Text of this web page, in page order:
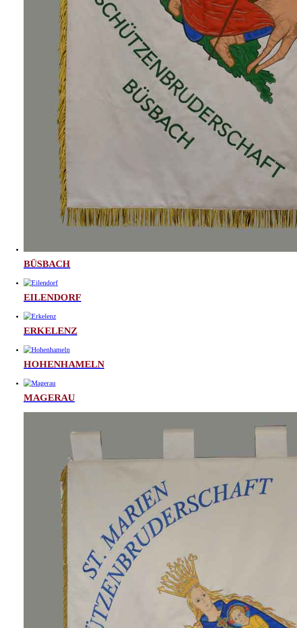
BÜSBACH
EILENDORF
ERKELENZ
HOHENHAMELN
MAGERAU